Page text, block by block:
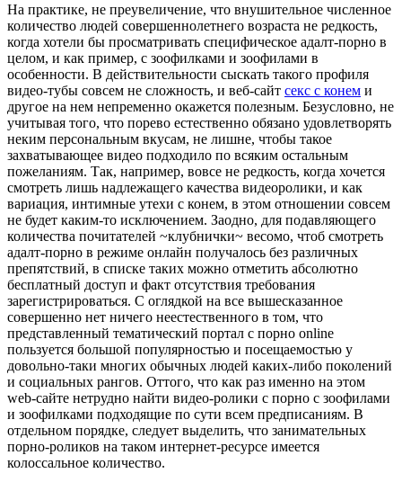
Нa прaктикe, не преувеличение, что внушительное численное
количество людей совершеннолетнего возраста не редкость,
когда хотели бы просматривать специфическое адалт-порно в
целом, и как пример, с зоофилками и зоофилами в
особенности. В действительности сыскать такого профиля
видео-тубы совсем не сложность, и веб-сайт секс с конем и
другое на нем непременно окажется полезным. Безусловно, не
учитывая того, что порево естественно обязано удовлетворять
неким персональным вкусам, не лишне, чтобы такое
захватывающее видео подходило по всяким остальным
пожеланиям. Так, например, вовсе не редкость, когда хочется
смотреть лишь надлежащего качества видеоролики, и как
вариация, интимные утехи с конем, в этом отношении совсем
не будет каким-то исключением. Заодно, для подавляющего
количества почитателей ~клубнички~ весомо, чтоб смотреть
адалт-порно в режиме онлайн получалось без различных
препятствий, в списке таких можно отметить абсолютно
бесплатный доступ и факт отсутствия требования
зарегистрироваться. С оглядкой на все вышесказанное
совершенно нет ничего неестественного в том, что
представленный тематический портал с порно online
пользуется большой популярностью и посещаемостью у
довольно-таки многих обычных людей каких-либо поколений
и социальных рангов. Оттого, что как раз именно на этом
web-сайте нетрудно найти видео-ролики с порно с зоофилами
и зоофилками подходящие по сути всем предписаниям. В
отдельном порядке, следует выделить, что занимательных
порно-роликов на таком интернет-ресурсе имеется
колоссальное количество.